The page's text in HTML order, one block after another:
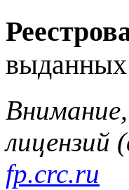
выданных
лицензий
fp.crc.ru